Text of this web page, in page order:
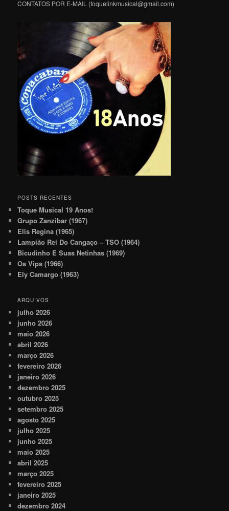
CONTATOS POR E-MAIL (toquelinkmusical@gmail.com)
POSTS RECENTES
Toque Musical 19 Anos!
Grupo Zanzibar (1967)
Elis Regina (1965)
Lampião Rei Do Cangaço – TSO (1964)
Bicudinho E Suas Netinhas (1969)
Os Vips (1966)
Ely Camargo (1963)
ARQUIVOS
julho 2026
junho 2026
maio 2026
abril 2026
março 2026
fevereiro 2026
janeiro 2026
dezembro 2025
outubro 2025
setembro 2025
agosto 2025
julho 2025
junho 2025
maio 2025
abril 2025
março 2025
fevereiro 2025
janeiro 2025
dezembro 2024